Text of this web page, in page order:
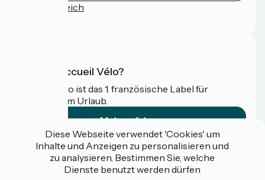
Pressebereich
Was ist Accueil Vélo?
Accueil Vélo ist das 1. französische Label für
Radfahrer im Urlaub.
Mehr erfahren
Gefördert im Rahmen von Destination France
Diese Webseite verwendet 'Cookies' um
Inhalte und Anzeigen zu personalisieren und
zu analysieren. Bestimmen Sie, welche
Dienste benutzt werden dürfen